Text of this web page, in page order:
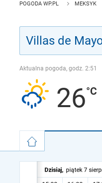
POGODA WP.PL MEKSYK
Aktualna pogoda, godz. 2:51
26